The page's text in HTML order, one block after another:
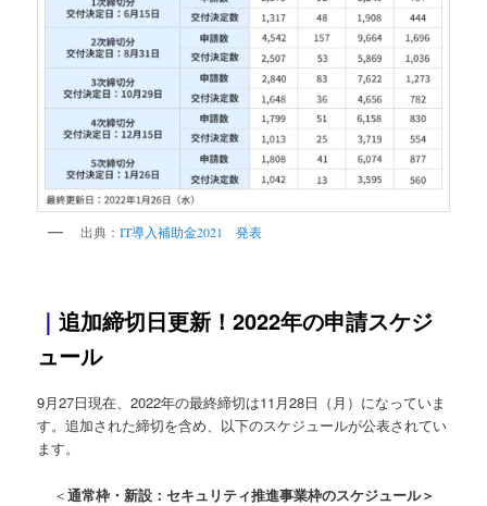
出典：IT導入補助金2021 発表
｜追加締切日更新！2022年の申請スケジ
ュール
9月27日現在、2022年の最終締切は11月28日（月）になっていま
す。追加された締切を含め、以下のスケジュールが公表されてい
ます。
＜通常枠・新設：セキュリティ推進事業枠のスケジュール＞